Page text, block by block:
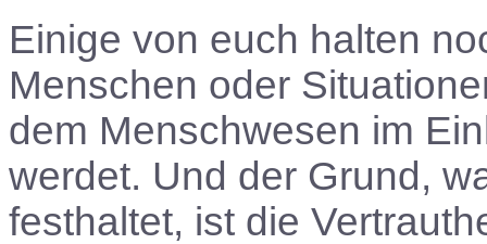
Einige von euch halten
Menschen oder
dem Menschwesen im
werdet. Und der Grund,
festhaltet, ist die